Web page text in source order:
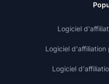
Logiciel
Logiciel d'affiliation
Logiciel